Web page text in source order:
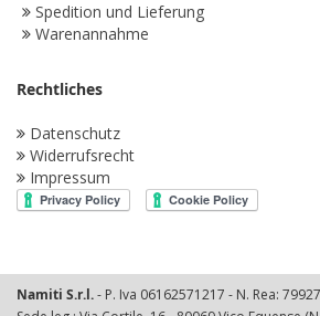
Spedition und Lieferung
Warenannahme
Rechtliches
Datenschutz
Widerrufsrecht
Impressum
Namiti S.r.l.- P. Iva 06162571217 - N. Rea: